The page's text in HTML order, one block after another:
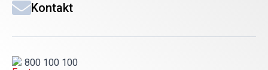
Kontakt
800 100 100